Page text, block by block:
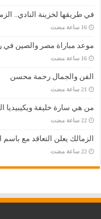
في طريقها لخزينة النادي..
‏16 ساعة مضت
موعد مباراة مصر والصين في
‏16 ساعة مضت
الفن والجمال رحمة محسن
من هي سارة خليفة ويكيبيديا
‏22 ساعة مضت
الزمالك يعلن التعاقد مع باسم
‏22 ساعة مضت